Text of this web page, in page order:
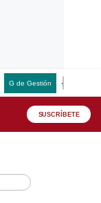
G de Gestión
SUSCRÍBETE